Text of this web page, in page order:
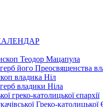
Теодор Мацапула
його Преосвященства
владика Ніл
владики Ніла
греко-католицької єпархії
Греко-католицької